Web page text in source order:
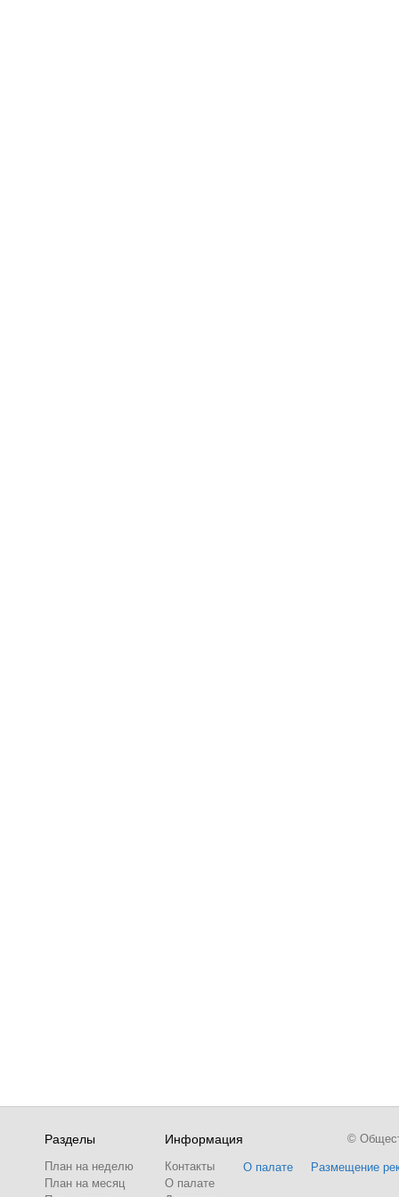
Разделы
План на неделю
План на месяц
Информация
Контакты
О палате
О палате Размещение
©